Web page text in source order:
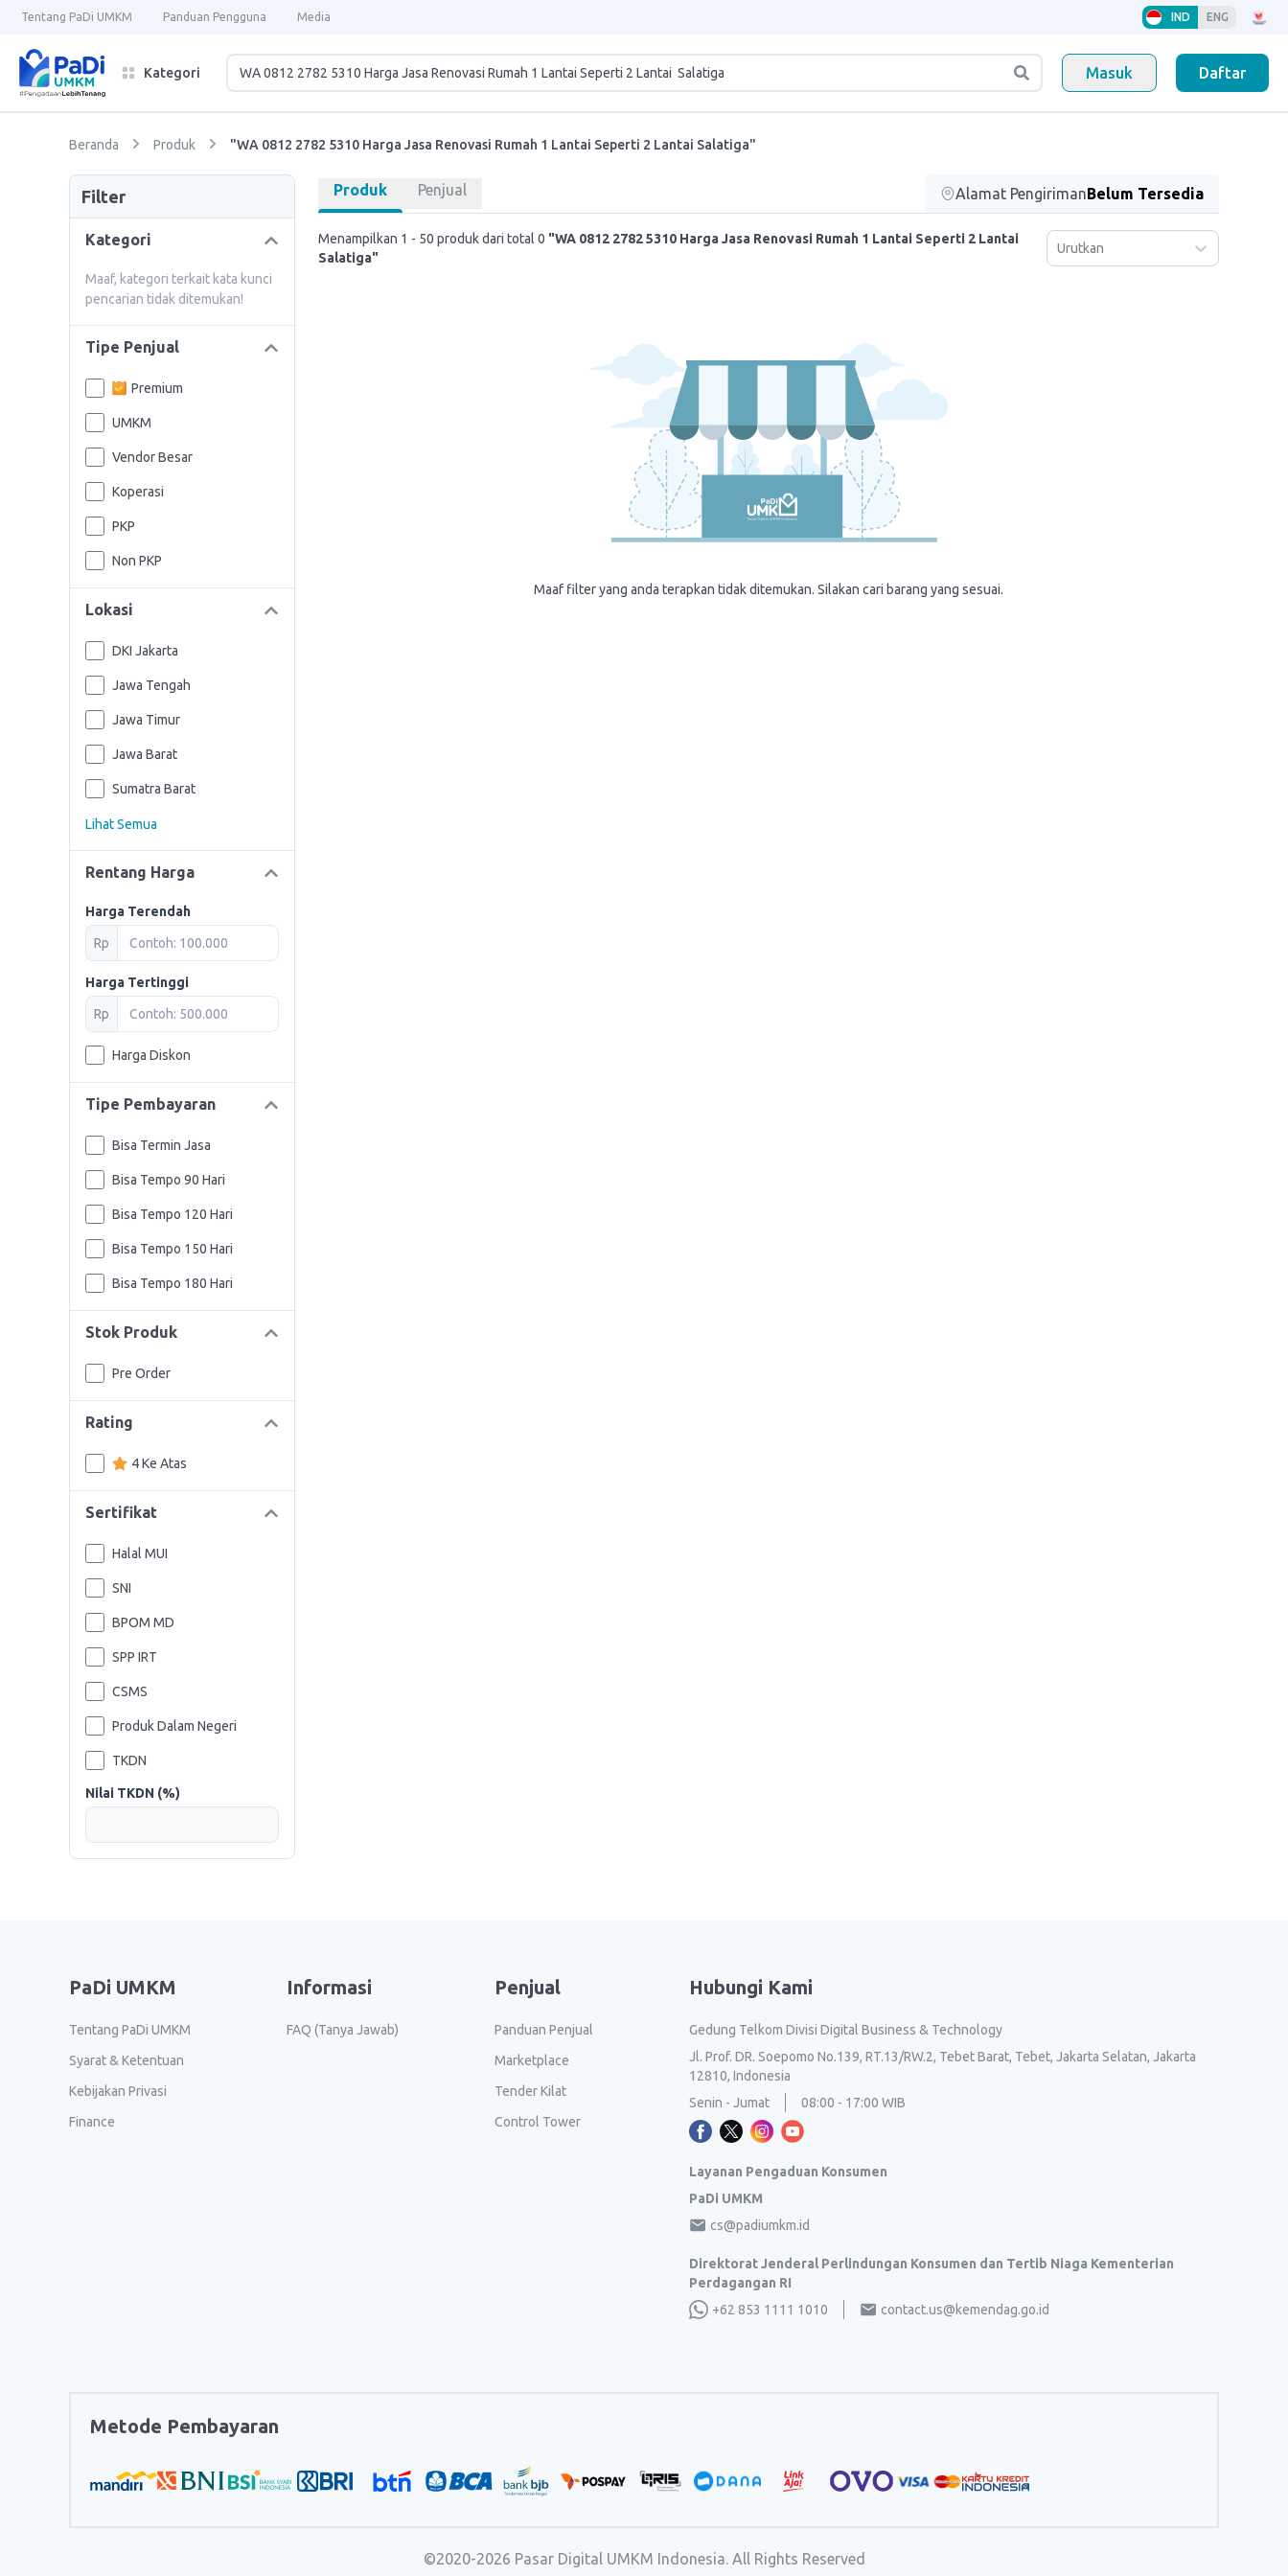
Tentang PaDi UMKM Panduan Pengguna Media IND ENG
Kategori Masuk Daftar
Beranda Produk "WA 0812 2782 5310 Harga Jasa Renovasi Rumah 1 Lantai Seperti 2 Lantai Salatiga"
Filter
Kategori
Maaf, kategori terkait kata kunci
pencarian tidak ditemukan!
Tipe Penjual
Premium
UMKM
Vendor Besar
Koperasi
PKP
Non PKP
Lokasi
DKI Jakarta
Jawa Tengah
Jawa Timur
Jawa Barat
Sumatra Barat
Lihat Semua
Rentang Harga
Harga Terendah
Rp
Harga Tertinggi
Rp
Harga Diskon
Tipe Pembayaran
Bisa Termin Jasa
Bisa Tempo 90 Hari
Bisa Tempo 120 Hari
Bisa Tempo 150 Hari
Bisa Tempo 180 Hari
Stok Produk
Pre Order
Rating
4 Ke Atas
Sertifikat
Halal MUI
SNI
BPOM MD
SPP IRT
CSMS
Produk Dalam Negeri
TKDN
Nilai TKDN (%)
Produk Penjual Alamat PengirimanBelum Tersedia
Menampilkan 1 - 50 produk dari total 0 "WA 0812 2782 5310 Harga Jasa Renovasi Rumah 1 Lantai Seperti 2 Lantai
Salatiga"
Urutkan
Maaf filter yang anda terapkan tidak ditemukan. Silakan cari barang yang sesuai.
PaDi UMKM
Tentang PaDi UMKM
Syarat & Ketentuan
Kebijakan Privasi
Finance
Informasi
FAQ (Tanya Jawab)
Penjual
Panduan Penjual
Marketplace
Tender Kilat
Control Tower
Hubungi Kami
Gedung Telkom Divisi Digital Business & Technology
Jl. Prof. DR. Soepomo No.139, RT.13/RW.2, Tebet Barat, Tebet, Jakarta Selatan, Jakarta
12810, Indonesia
Senin - Jumat
08:00 - 17:00 WIB
Layanan Pengaduan Konsumen
PaDi UMKM
cs@padiumkm.id
Direktorat Jenderal Perlindungan Konsumen dan Tertib Niaga Kementerian
Perdagangan RI
+62 853 1111 1010
contact.us@kemendag.go.id
Metode Pembayaran
©2020-2026 Pasar Digital UMKM Indonesia. All Rights Reserved